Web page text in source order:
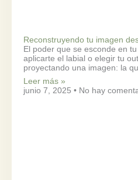
Reconstruyendo tu imagen
El poder que se esconde en
aplicarte el labial o elegir tu
proyectando una imagen: la
Leer más »
junio 7, 2025
No hay